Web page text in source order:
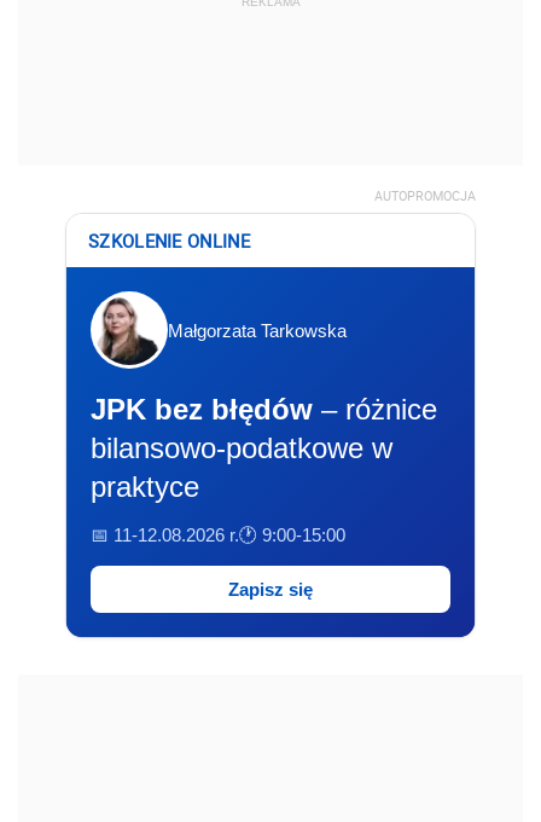
AUTOPROMOCJA
SZKOLENIE ONLINE
Małgorzata Tarkowska
JPK bez błędów – różnice
bilansowo-podatkowe w
praktyce
📅 11-12.08.2026 r.🕐 9:00-15:00
Zapisz się